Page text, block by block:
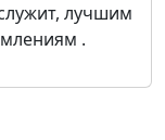
лучшим
.